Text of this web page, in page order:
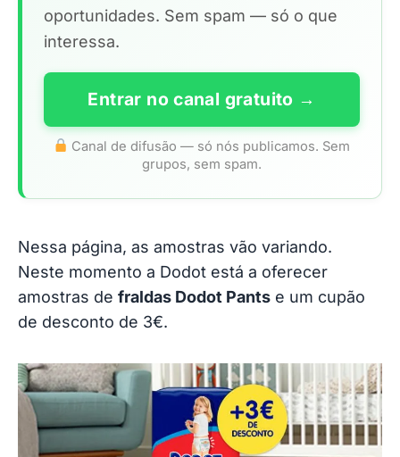
oportunidades. Sem spam — só o que
interessa.
Entrar no canal gratuito →
Canal de difusão — só nós publicamos. Sem
grupos, sem spam.
Nessa página, as amostras vão variando.
Neste momento a Dodot está a oferecer
amostras de fraldas Dodot Pants e um cupão
de desconto de 3€.